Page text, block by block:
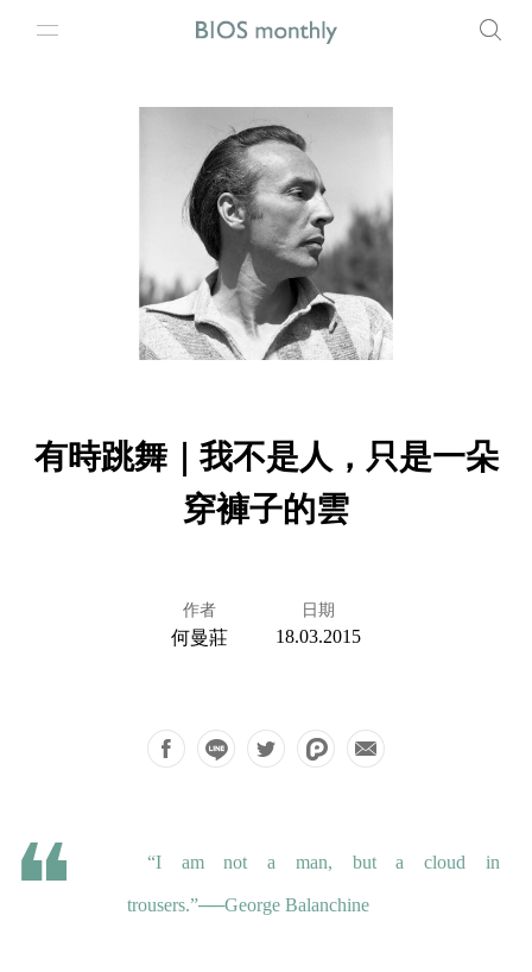
有時跳舞｜我不是人，只是一朵
穿褲子的雲
作者
何曼莊
日期
18.03.2015
“I am not a man, but a cloud in
trousers.”──George Balanchine